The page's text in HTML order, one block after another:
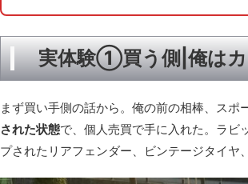
実体験①買う側|俺はカ
まず買い手側の話から。俺の前の相棒、スポ
された状態で、個人売買で手に入れた。ラビ
プされたリアフェンダー、ビンテージタイ